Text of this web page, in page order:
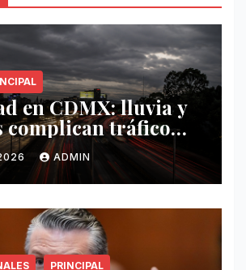
en CDMX: lluvia y
complican tráfico
mayoADMIN
PRINCIPAL